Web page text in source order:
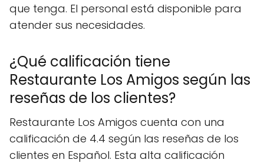
que tenga. El personal está disponible para
atender sus necesidades.
¿Qué calificación tiene
Restaurante Los Amigos según las
reseñas de los clientes?
Restaurante Los Amigos cuenta con una
calificación de 4.4 según las reseñas de los
clientes en Español. Esta alta calificación